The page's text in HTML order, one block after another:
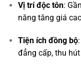
Vị trí độc tôn:
năng tăng giá
Tiện ích đồng bộ
đẳng cấp, thu